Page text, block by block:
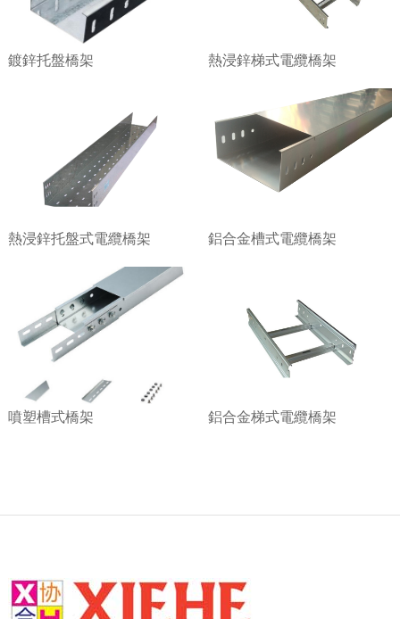
鍍鋅托盤橋架 熱浸鋅梯式電纜橋架
熱浸鋅托盤式電纜橋架 鋁合金槽式電纜橋架
噴塑槽式橋架 鋁合金梯式電纜橋架